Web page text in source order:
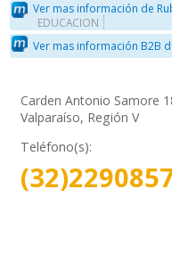
Ver mas información de
EDUCACION
Ver mas información B2B
Carden Antonio Samore
Valparaíso, Región V
Teléfono(s):